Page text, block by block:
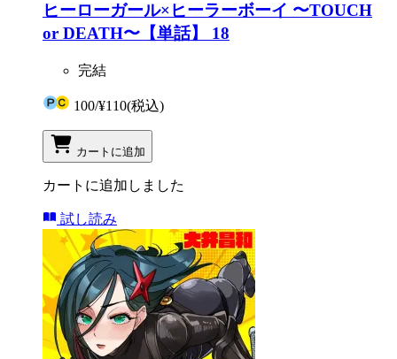
ヒーローガール×ヒーラーボーイ 〜TOUCH
or DEATH〜【単話】 18
完結
100/¥110(税込)
カートに追加
カートに追加しました
試し読み